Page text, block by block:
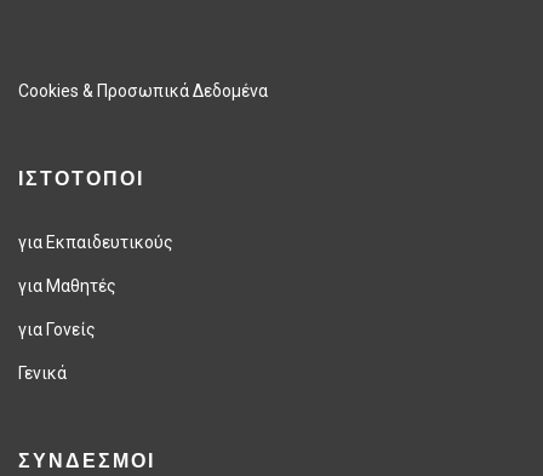
Cookies & Προσωπικά Δεδομένα
ΙΣΤΟΤΟΠΟΙ
για Εκπαιδευτικούς
για Μαθητές
για Γονείς
Γενικά
ΣΥΝΔΕΣΜΟΙ